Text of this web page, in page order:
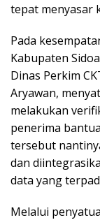
tepat menyasar
Pada
Kabupaten
Dinas Perkim
Aryawan,
melakukan
penerima
tersebut
dan
data yang
Melalui